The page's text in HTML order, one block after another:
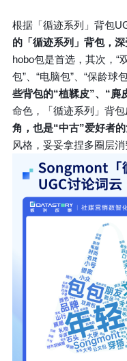
根据「循迹系列」背包
的「循迹系列」背包，
hobo包是首选，其次，“
包”、“电脑包”、“保龄球
些背包的“植鞣皮”、“麂
命色，「循迹系列」背包
角，也是“中古”爱好者
风格，妥妥拿捏多圈层消